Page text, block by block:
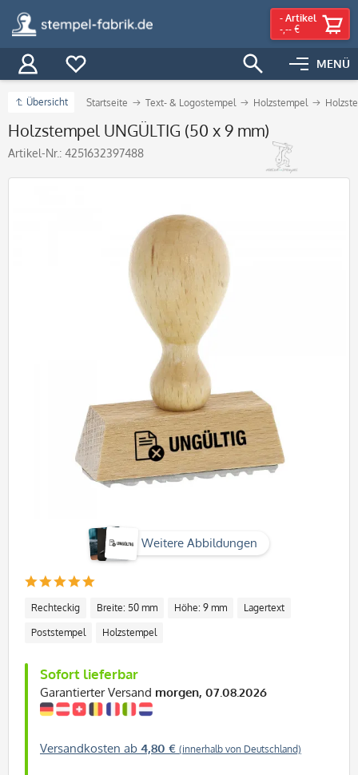
MENÜ
- Artikel
-,-- €
Übersicht Startseite Text- & Logostempel Holzstempel
Holzstempel UNGÜLTIG (50 x 9 mm)
Artikel-Nr.: 4251632397488
Weitere Abbildungen
Rechteckig Breite: 50 mm Höhe: 9 mm Lagertext
Poststempel Holzstempel
Sofort lieferbar
Garantierter Versand morgen, 07.08.2026
Versandkosten ab 4,80 € (innerhalb von Deutschland)